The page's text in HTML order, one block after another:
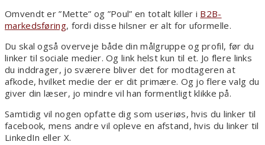
Omvendt er ”Mette” og ”Poul” en totalt killer i B2B-
markedsføring, fordi disse hilsner er alt for uformelle.
Du skal også overveje både din målgruppe og profil, før du
linker til sociale medier. Og link helst kun til et. Jo flere links
du inddrager, jo sværere bliver det for modtageren at
afkode, hvilket medie der er dit primære. Og jo flere valg du
giver din læser, jo mindre vil han formentligt klikke på.
Samtidig vil nogen opfatte dig som useriøs, hvis du linker til
facebook, mens andre vil opleve en afstand, hvis du linker til
LinkedIn eller X.